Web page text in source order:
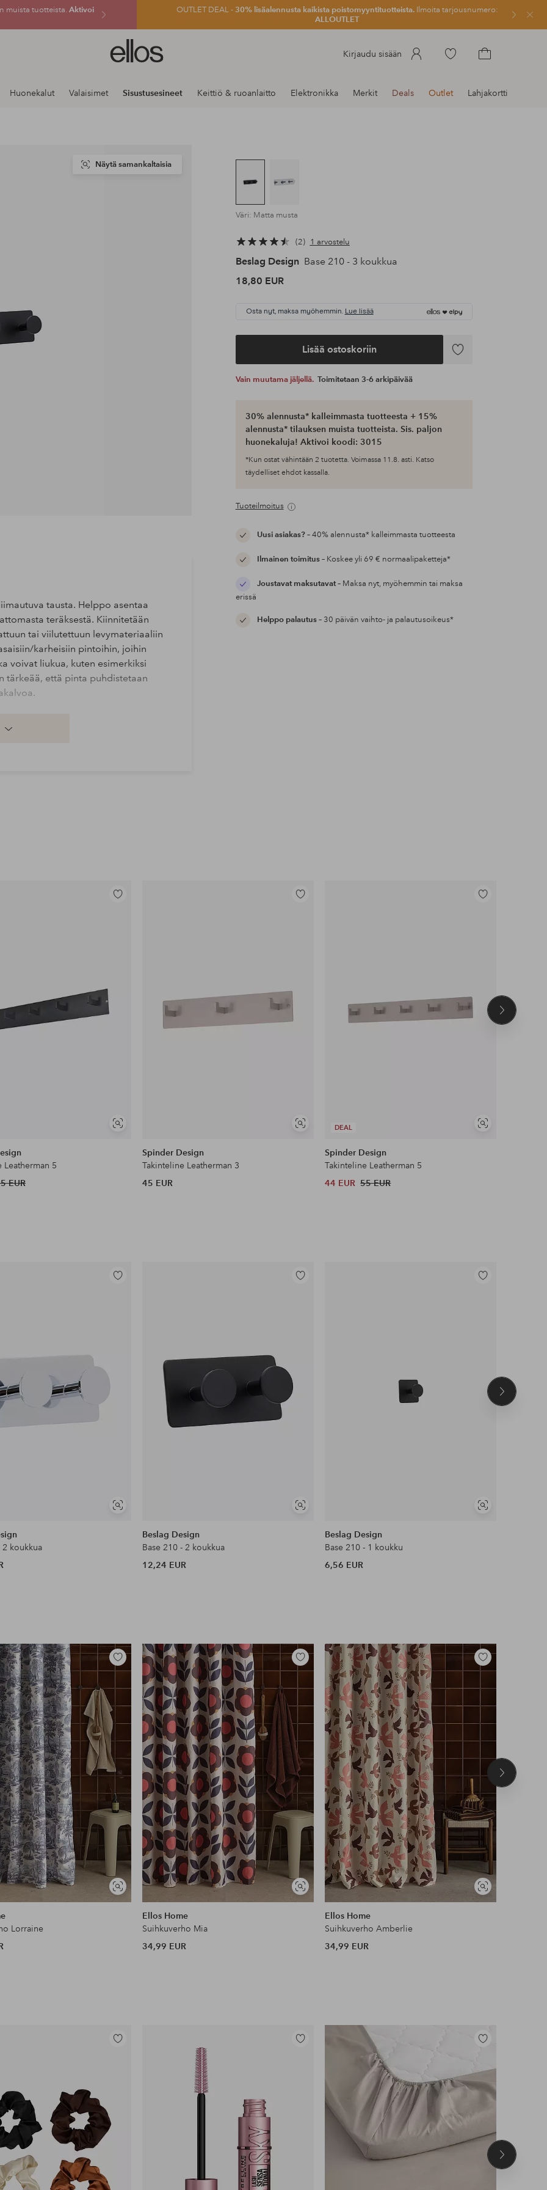
muista tuotteista. Aktivoi
OUTLET DEAL -30% lisäalennusta kaikista poistomyyntituotteista.Ilmoita tarjousnumero:
ALLOUTLET
Sulje
Ellos-
logo
siirry
Kirjaudu sisään
Siirry
Huonekalut Valaisimet Sisustusesineet Keittiö & ruoanlaitto Elektronikka Merkit Deals Outlet Lahjakortti
Näytä samankaltaisia
Väri: Matta musta
2 1 arvostelu
Beslag Design Base 210 - 3 koukkua
18,80 EUR
Osta nyt, maksa myöhemmin. Lue lisää
Lisää ostoskoriin
Lisää
Vain muutama jäljellä. Toimitetaan 3-6 arkipäivää
30% alennusta* kalleimmasta tuotteesta + 15%
alennusta* tilauksen muista tuotteista. Sis. paljon
huonekaluja! Aktivoi koodi: 3015
*Kun ostat vähintään 2 tuotetta. Voimassa 11.8. asti. Katso
täydelliset ehdot kassalla.
Tuoteilmoitus
Uusi asiakas?– 40% alennusta* kalleimmasta tuotteesta
Ilmainen toimitus– Koskee yli 69 € normaalipaketteja*
Joustavat maksutavat– Maksa nyt, myöhemmin tai maksa
erissä
Helppo palautus– 30 päivän vaihto- ja palautusoikeus*
tausta. Helppo asentaa
teräksestä. Kiinnitetään
tai viilutettuun levymateriaaliin
karheisiin pintoihin, joihin
voivat liukua, kuten esimerkiksi
tärkeää, että pinta puhdistetaan
Näytä
Lisää
Leatherman 5
EUR
Näytä
Lisää
Spinder Design
Takinteline Leatherman 3
45 EUR
DEAL
Näytä
Lisää
Spinder Design
Takinteline Leatherman 5
44 EUR 55 EUR
Seuraava
Näytä
Lisää
2 koukkua
Näytä
Lisää
Beslag Design
Base 210 - 2 koukkua
12,24 EUR
Näytä
Lisää
Beslag Design
Base 210 - 1 koukku
6,56 EUR
Seuraava
Näytä
samankaltaisia
Lisää
suosikkeihin
Lorraine
Näytä
samankaltaisia
Lisää
suosikkeihin
Ellos Home
Suihkuverho Mia
34,99 EUR
Näytä
samankaltaisia
Lisää
Ellos Home
Suihkuverho Amberlie
34,99 EUR
Seuraava
Lisää
Lisää
Lisää
Seuraava